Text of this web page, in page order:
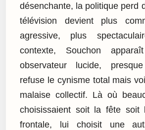
désenchante, la politique perd
télévision devient plus
agressive, plus
contexte, Souchon
observateur lucide,
refuse le cynisme total mais
malaise collectif. Là où
choisissaient soit la fête soit
frontale, lui choisit une